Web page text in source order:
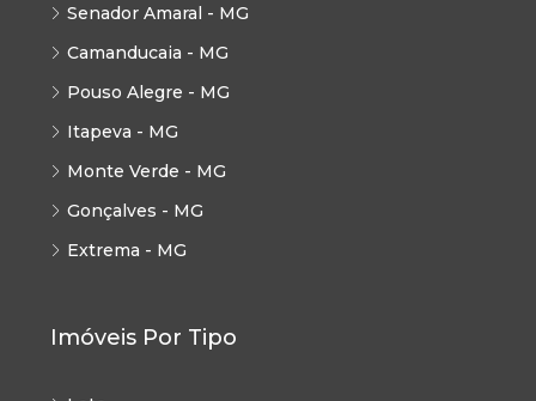
Senador Amaral - MG
Camanducaia - MG
Pouso Alegre - MG
Itapeva - MG
Monte Verde - MG
Gonçalves - MG
Extrema - MG
Imóveis Por Tipo